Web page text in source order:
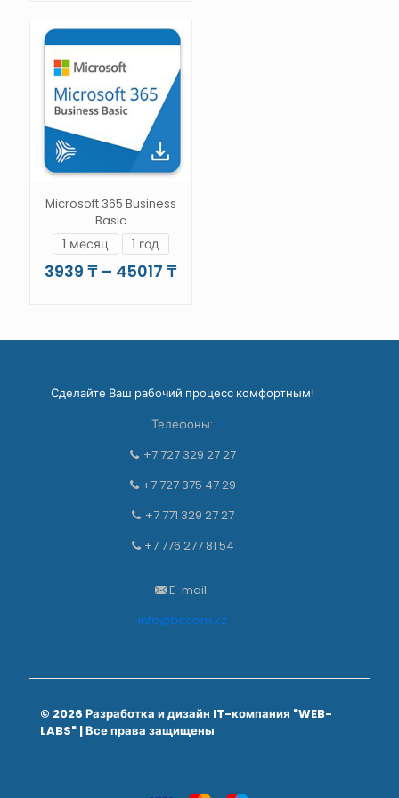
26796 ₸
имеет
несколько
вариаций.
Опции
можно
выбрать
странице
товара.
Microsoft 365 Business
Basic
1 месяц 1 год
3939₸ – 45017₸Диапазон
45017 ₸
несколько
можно
странице
товара.
Сделайте Ваш рабочий процесс комфортным!
Телефоны:
+7 727 329 27 27
+7 727 375 47 29
+7 771 329 27 27
+7 776 277 81 54
E-mail:
info@bitcom.kz
© 2026 Разработка и дизайн IT-компания "WEB-
LABS" | Все права защищены